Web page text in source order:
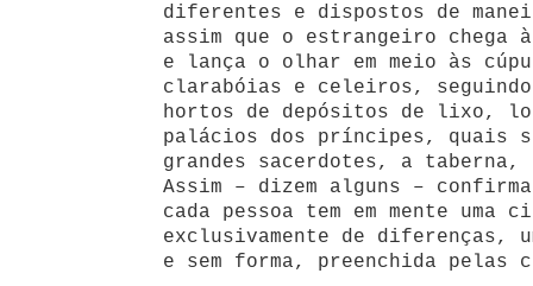
diferentes e dispostos de
assim que o estrangeiro chega
e lança o olhar em meio às
clarabóias e celeiros,
hortos de depósitos de lixo,
palácios dos príncipes, quais
grandes sacerdotes, a
Assim – dizem alguns –
cada pessoa tem em mente uma
exclusivamente de diferenças,
e sem forma, preenchida pelas